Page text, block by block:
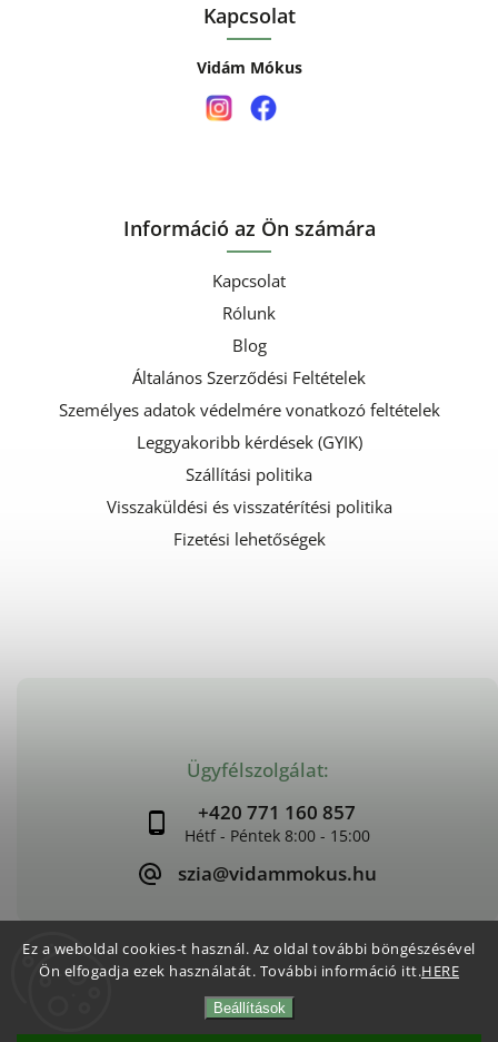
Ez a weboldal cookies-t használ. Az oldal további böngészésével
Ön elfogadja ezek használatát. További információ itt.HERE
Beállítások
Ügyfélszolgálat:
+420 771 160 857
szia@vidammokus.hu
Kapcsolat
Vidám Mókus
Információ az Ön számára
Kapcsolat
Rólunk
Blog
Általános Szerződési Feltételek
Személyes adatok védelmére vonatkozó feltételek
Leggyakoribb kérdések (GYIK)
Szállítási politika
Visszaküldési és visszatérítési politika
Fizetési lehetőségek
Vidám Mókus. Minden jog fenntartva.
Süti beállítások szerkesztése